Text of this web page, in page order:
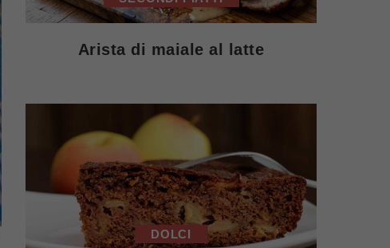
Arista di maiale al latte
DOLCI